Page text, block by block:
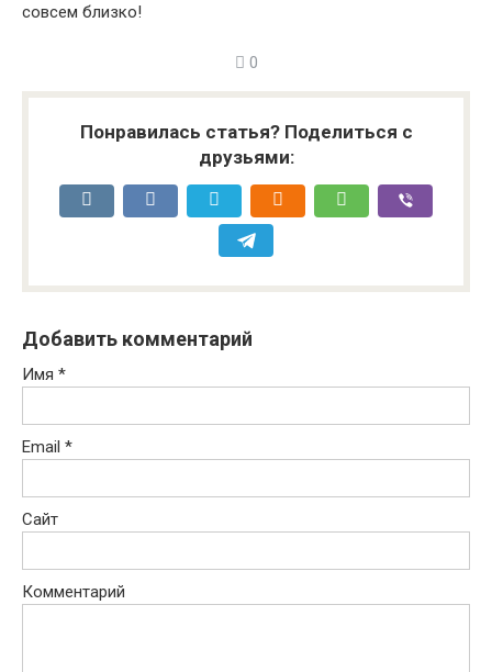
совсем близко!
0
Понравилась статья? Поделиться с
друзьями:
Добавить комментарий
Имя *
Email *
Сайт
Комментарий